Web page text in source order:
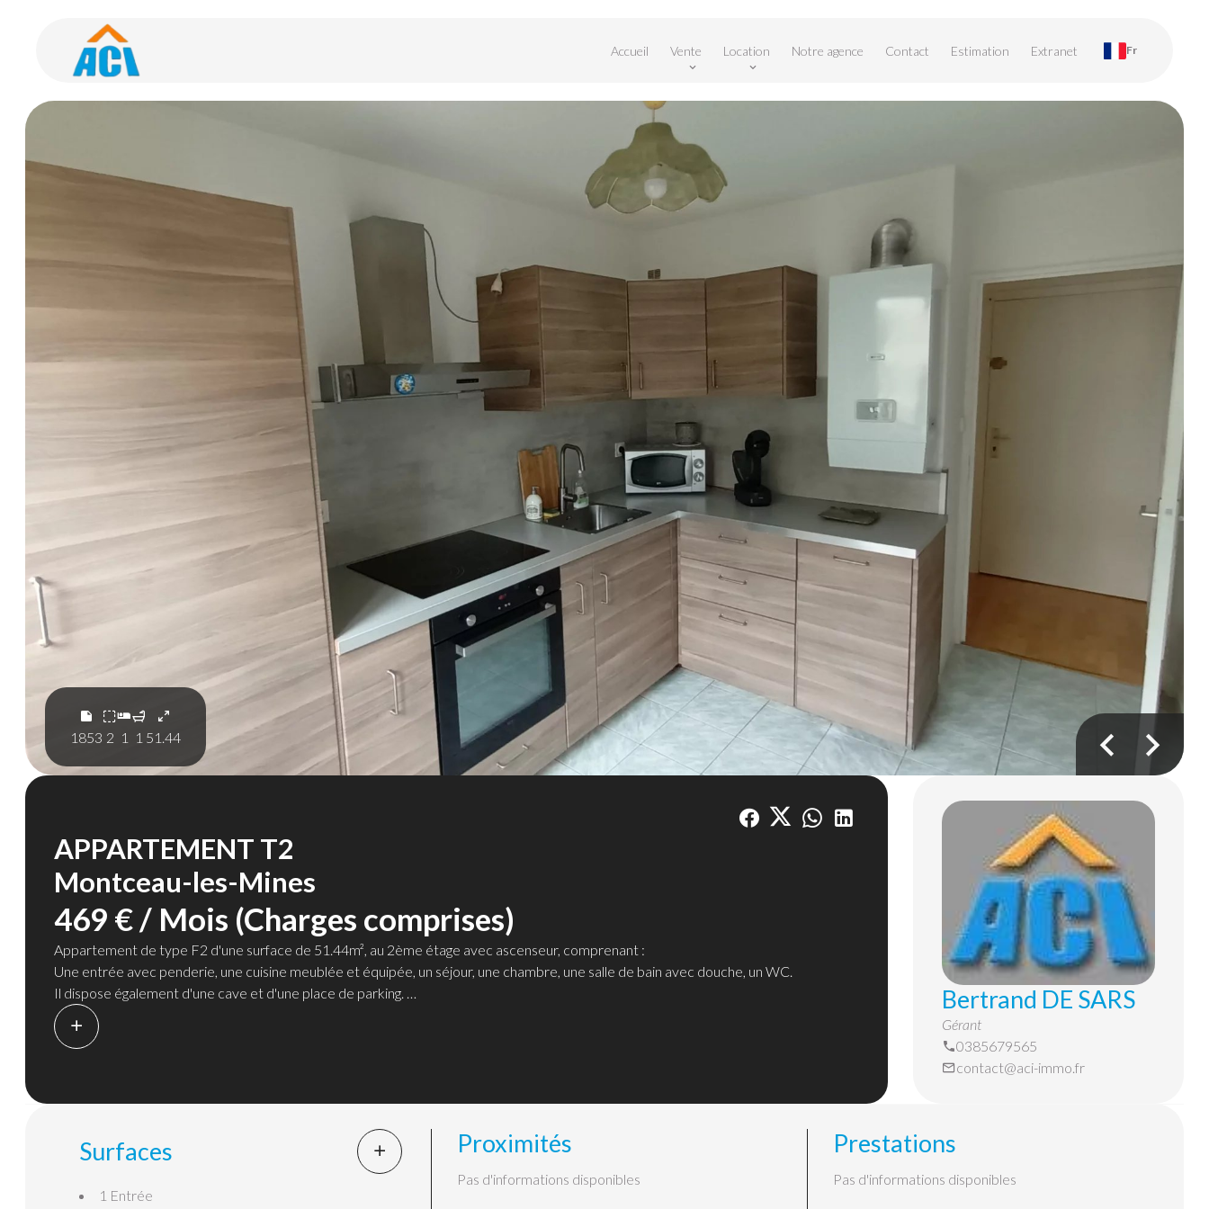
Accueil Vente Location Notre agence Contact Estimation Extranet Fr
1853 2 1 1 51.44
APPARTEMENT T2
Montceau-les-Mines
469 € / Mois (Charges comprises)
Appartement de type F2 d'une surface de 51.44m², au 2ème étage avec ascenseur, comprenant :
Une entrée avec penderie, une cuisine meublée et équipée, un séjour, une chambre, une salle de bain avec douche, un WC.
Il dispose également d'une cave et d'une place de parking.
Chauffage individuel gaz
Bertrand DE SARS
Gérant
0385679565
contact@aci-immo.fr
Surfaces
1 Entrée
Proximités
Pas d'informations disponibles
Prestations
Pas d'informations disponibles